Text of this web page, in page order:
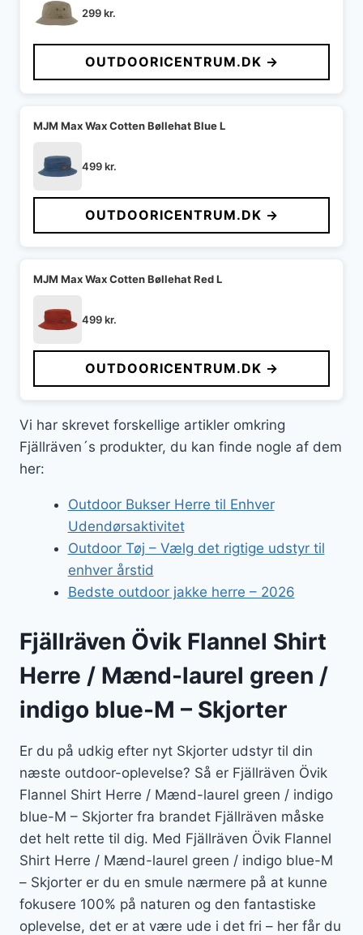
299kr.
OUTDOORICENTRUM.DK →
MJM Max Wax Cotten Bøllehat Blue L
499kr.
OUTDOORICENTRUM.DK →
MJM Max Wax Cotten Bøllehat Red L
499kr.
OUTDOORICENTRUM.DK →
Vi har skrevet forskellige artikler omkring
Fjällräven´s produkter, du kan finde nogle af dem
her:
Outdoor Bukser Herre til Enhver
Udendørsaktivitet
Outdoor Tøj – Vælg det rigtige udstyr til
enhver årstid
Bedste outdoor jakke herre – 2026
Fjällräven Övik Flannel Shirt
Herre / Mænd-laurel green /
indigo blue-M – Skjorter
Er du på udkig efter nyt Skjorter udstyr til din
næste outdoor-oplevelse? Så er Fjällräven Övik
Flannel Shirt Herre / Mænd-laurel green / indigo
blue-M – Skjorter fra brandet Fjällräven måske
det helt rette til dig. Med Fjällräven Övik Flannel
Shirt Herre / Mænd-laurel green / indigo blue-M
– Skjorter er du en smule nærmere på at kunne
fokusere 100% på naturen og den fantastiske
oplevelse, det er at være ude i det fri – her får du